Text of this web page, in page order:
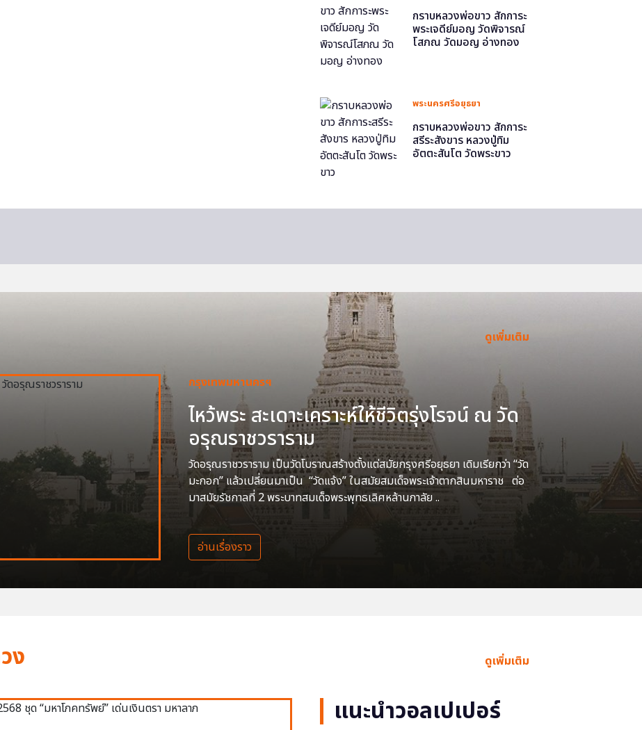
กราบหลวงพ่อขาว สักการะ
พระเจดีย์มอญ วัดพิจารณ์
โสภณ วัดมอญ อ่างทอง
พระนครศรีอยุธยา
กราบหลวงพ่อขาว สักการะ
สรีระสังขาร หลวงปู่ทิม
อัตตะสันโต วัดพระขาว
ดูเพิ่มเติม
กรุงเทพมหานครฯ
ไหว้พระ สะเดาะเคราะห์ให้ชีวิตรุ่งโรจน์ ณ วัด
อรุณราชวราราม
วัดอรุณราชวราราม เป็นวัดโบราณสร้างตั้งแต่สมัยกรุงศรีอยุธยา เดิมเรียกว่า “วัด
มะกอก” แล้วเปลี่ยนมาเป็น “วัดแจ้ง” ในสมัยสมเด็จพระเจ้าตากสินมหาราช ต่อ
มาสมัยรัชกาลที่ 2 พระบาทสมเด็จพระพุทธเลิศหล้านภาลัย ..
อ่านเรื่องราว
ง ดูเพิ่มเติม
แนะนำวอลเปเปอร์